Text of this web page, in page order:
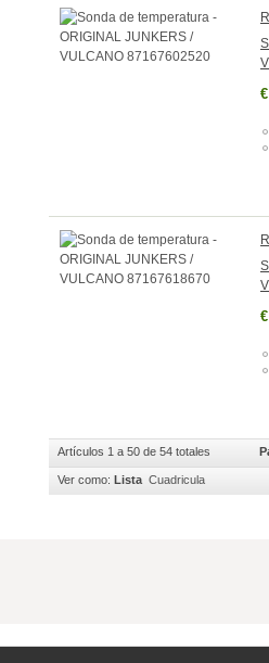
Artículos 1 a 50 de 54 totales
Ver como: Lista Cuadricula